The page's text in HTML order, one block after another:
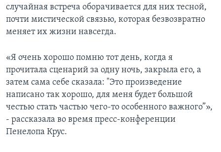
случайная встреча оборачивается для них тесной,
почти мистической связью, которая безвозвратно
меняет их жизни навсегда.
«Я очень хорошо помню тот день, когда я
прочитала сценарий за одну ночь, закрыла его, а
затем сама себе сказала: "Это произведение
написано так хорошо, для меня будет большой
честью стать частью чего-то особенного важного”»,
- рассказала во время пресс-конференции
Пенелопа Крус.